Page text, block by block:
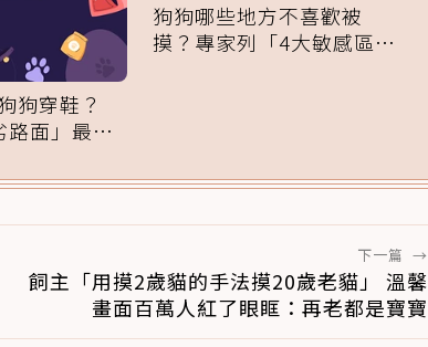
狗穿鞋？
路面」最傷
狗狗哪些地方不喜歡被
摸？專家列「4大敏感區
下一篇 →
飼主「用摸2歲貓的手法摸20歲老貓」 溫馨
畫面百萬人紅了眼眶：再老都是寶寶